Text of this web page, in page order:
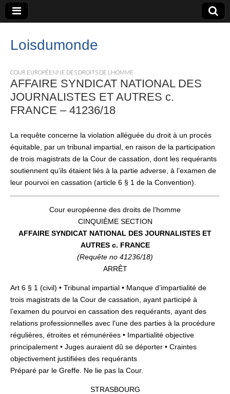
Loisdumonde
COUR EUROPÉENNE DES DROITS DE L’HOMME
AFFAIRE SYNDICAT NATIONAL DES
JOURNALISTES ET AUTRES c.
FRANCE – 41236/18
La requête concerne la violation alléguée du droit à un procès
équitable, par un tribunal impartial, en raison de la participation
de trois magistrats de la Cour de cassation, dont les requérants
soutiennent qu’ils étaient liés à la partie adverse, à l’examen de
leur pourvoi en cassation (article 6 § 1 de la Convention).
Cour européenne des droits de l’homme
CINQUIÈME SECTION
AFFAIRE SYNDICAT NATIONAL DES JOURNALISTES ET
AUTRES c. FRANCE
(Requête no 41236/18)
ARRÊT
Art 6 § 1 (civil) • Tribunal impartial • Manque d’impartialité de
trois magistrats de la Cour de cassation, ayant participé à
l’examen du pourvoi en cassation des requérants, ayant des
relations professionnelles avec l’une des parties à la procédure
régulières, étroites et rémunérées • Impartialité objective
principalement • Juges auraient dû se déporter • Craintes
objectivement justifiées des requérants
Préparé par le Greffe. Ne lie pas la Cour.
STRASBOURG